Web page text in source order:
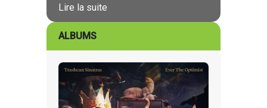
Lire la suite
ALBUMS